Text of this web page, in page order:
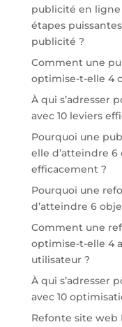
publicité en ligne
étapes
publicité ?
Comment une
optimise-t-elle 4
À qui s’adresser
avec 10 leviers
Pourquoi une
elle d’atteindre
efficacement ?
Pourquoi une
d’atteindre 6
Comment une
optimise-t-elle 4
utilisateur ?
À qui s’adresser
avec 10
Refonte site web